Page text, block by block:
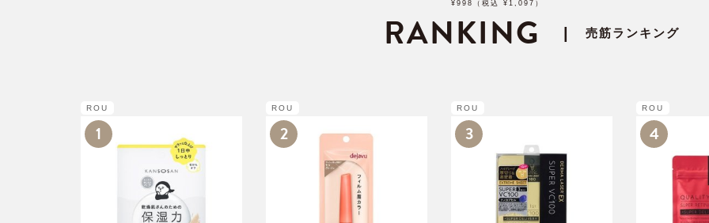
¥998（税込 ¥1,097）
RANKING | 売筋ランキング
ROU
1
ROU
2
ROU
3
ROU
4